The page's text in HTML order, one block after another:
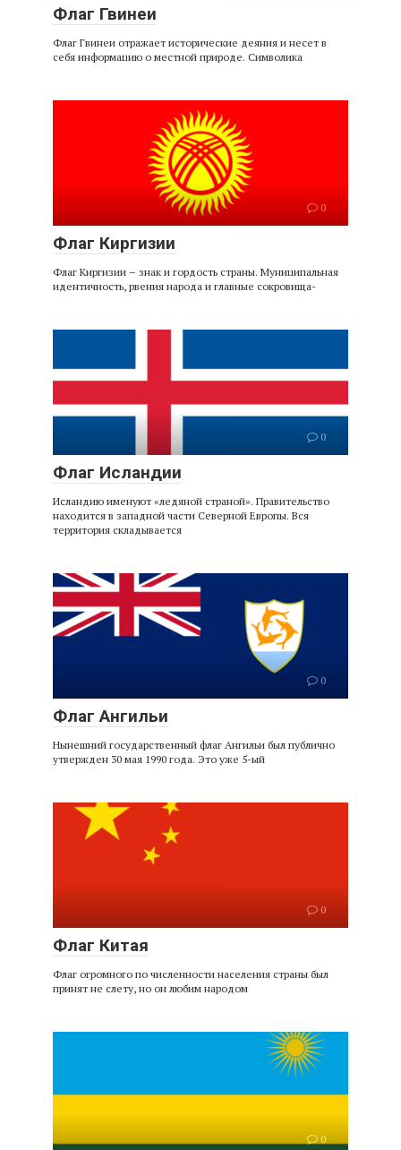
Флаг Гвинеи
Флаг Гвинеи отражает исторические деяния и несет в
себя информацию о местной природе. Символика
0
Флаг Киргизии
Флаг Киргизии – знак и гордость страны. Муниципальная
идентичность, рвения народа и главные сокровища-
0
Флаг Исландии
Исландию именуют «ледяной страной». Правительство
находится в западной части Северной Европы. Вся
территория складывается
0
Флаг Ангильи
Нынешний государственный флаг Ангильи был публично
утвержден 30 мая 1990 года. Это уже 5-ый
0
Флаг Китая
Флаг огромного по численности населения страны был
принят не слету, но он любим народом
0